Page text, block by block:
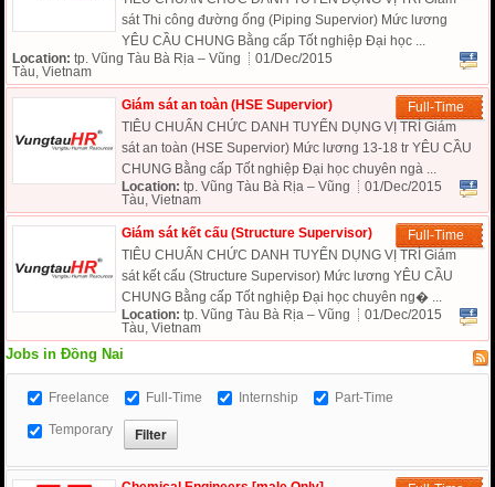
sát Thi công đường ống (Piping Supervior) Mức lương
YÊU CẦU CHUNG Bằng cấp Tốt nghiệp Đại học ...
Location: tp. Vũng Tàu Bà Rịa – Vũng
Tàu, Vietnam
01/Dec/2015
Giám sát an toàn (HSE Supervior)
Full-Time
TIÊU CHUẨN CHỨC DANH TUYỂN DỤNG VỊ TRÍ Giám
sát an toàn (HSE Supervior) Mức lương 13-18 tr YÊU CẦU
CHUNG Bằng cấp Tốt nghiệp Đại học chuyên ngà ...
Location: tp. Vũng Tàu Bà Rịa – Vũng
Tàu, Vietnam
01/Dec/2015
Giám sát kết cấu (Structure Supervisor)
Full-Time
TIÊU CHUẨN CHỨC DANH TUYỂN DỤNG VỊ TRÍ Giám
sát kết cấu (Structure Supervisor) Mức lương YÊU CẦU
CHUNG Bằng cấp Tốt nghiệp Đại học chuyên ng� ...
Location: tp. Vũng Tàu Bà Rịa – Vũng
Tàu, Vietnam
01/Dec/2015
Jobs in Đồng Nai
Freelance Full-Time Internship Part-Time
Temporary